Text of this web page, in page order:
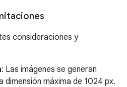
consideraciones y
: Las imágenes se generan
dimensión máxima de 1024 px.